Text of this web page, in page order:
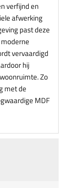
verfijnd en
afwerking
past deze
vervaardigd
hij
Zo
met de
MDF